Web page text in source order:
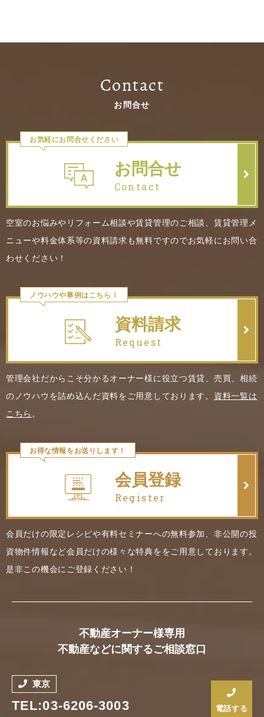
Contact
お問合せ
お気軽にお問合せください
お問合せ
Contact
空室のお悩みやリフォーム相談や賃貸管理のご相談、賃貸管理メ
ニューや料金体系等の資料請求も無料ですのでお気軽にお問い合
わせください！
ノウハウや事例はこちら！
資料請求
Request
管理会社だからこそ分かるオーナー様に役立つ賃貸、売買、相続
のノウハウを詰め込んだ資料をご用意しております。 資料一覧は
こちら 。
お得な情報をお送りします！
会員登録
Register
会員だけの限定レシピや有料セミナーへの無料参加、非公開の投
資物件情報など会員だけの様々な特典ををご用意しております。
是非この機会にご登録ください！
不動産オーナー様専用
不動産などに関するご相談窓口
東京
TEL:03-6206-3003 電話する